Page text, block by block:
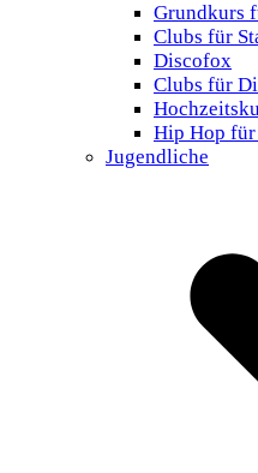
Grundkurs
Clubs für
Discofox
Clubs für
Hip Hop für
Jugendliche